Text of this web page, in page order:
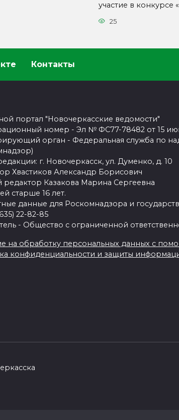
участие в конкурсе
25
Контакты
портал "Новочеркасские ведомости"
номер - Эл № ФС77-78482 от 15
орган - Федеральная служба по
г. Новочеркасск, ул. Думенко, д. 10
Хвастиков Александр Борисович
редактор Казакова Марина Сергеевна
старше 16 лет.
данные для Роскомнадзора и
22-82-85
- Общество с ограниченной
на обработку персональных данных с
конфиденциальности и защиты